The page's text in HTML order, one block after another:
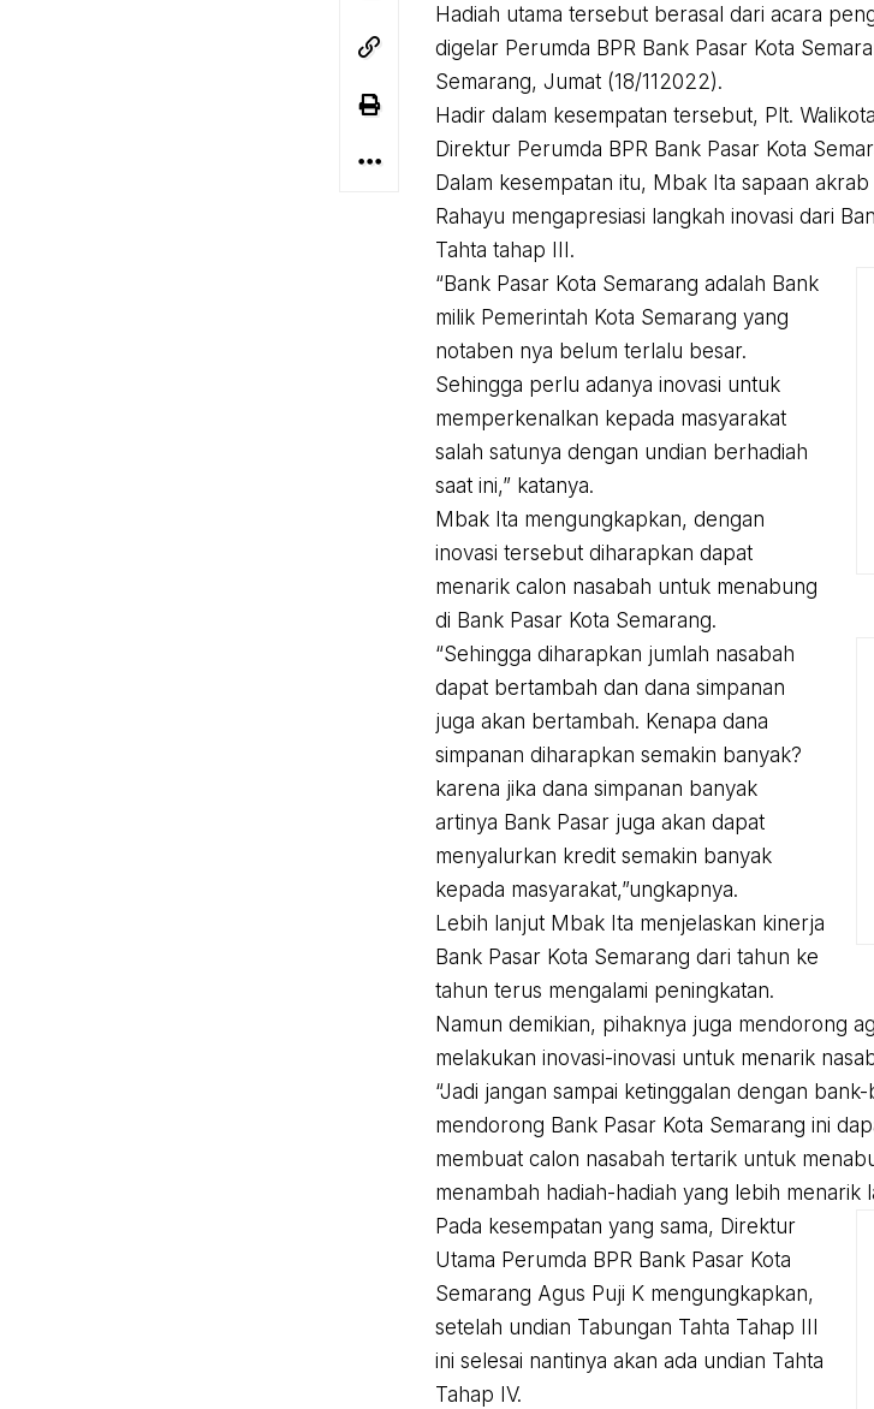
Hadiah utama tersebut berasal dari acara
digelar Perumda BPR Bank Pasar Kota
Semarang, Jumat (18/112022).
Hadir dalam kesempatan tersebut, Plt.
Direktur Perumda BPR Bank Pasar Kota
Dalam kesempatan itu, Mbak Ita sapaan
Rahayu mengapresiasi langkah inovasi dari
Tahta tahap III.
“Bank Pasar Kota Semarang adalah Bank
milik Pemerintah Kota Semarang yang
notaben nya belum terlalu besar.
Sehingga perlu adanya inovasi untuk
memperkenalkan kepada masyarakat
salah satunya dengan undian berhadiah
saat ini,” katanya.
Mbak Ita mengungkapkan, dengan
inovasi tersebut diharapkan dapat
menarik calon nasabah untuk menabung
di Bank Pasar Kota Semarang.
“Sehingga diharapkan jumlah nasabah
dapat bertambah dan dana simpanan
juga akan bertambah. Kenapa dana
simpanan diharapkan semakin banyak?
karena jika dana simpanan banyak
artinya Bank Pasar juga akan dapat
menyalurkan kredit semakin banyak
kepada masyarakat,”ungkapnya.
Lebih lanjut Mbak Ita menjelaskan kinerja
Bank Pasar Kota Semarang dari tahun ke
tahun terus mengalami peningkatan.
Namun demikian, pihaknya juga mendorong
melakukan inovasi-inovasi untuk menarik
“Jadi jangan sampai ketinggalan dengan
mendorong Bank Pasar Kota Semarang ini
membuat calon nasabah tertarik untuk
menambah hadiah-hadiah yang lebih menarik
Pada kesempatan yang sama, Direktur
Utama Perumda BPR Bank Pasar Kota
Semarang Agus Puji K mengungkapkan,
setelah undian Tabungan Tahta Tahap III
ini selesai nantinya akan ada undian Tahta
Tahap IV.